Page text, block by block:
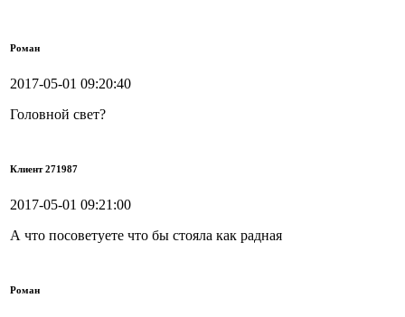
Роман
2017-05-01 09:20:40
Головной свет?
Клиент 271987
2017-05-01 09:21:00
А что посоветуете что бы стояла как радная
Роман